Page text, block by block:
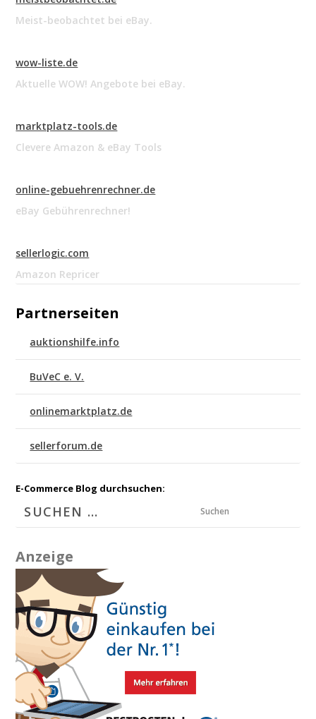
Meist-beobachtet bei eBay.
wow-liste.de
Aktuelle WOW! Angebote bei eBay.
marktplatz-tools.de
Clevere Amazon & eBay Tools
online-gebuehrenrechner.de
eBay Gebührenrechner!
sellerlogic.com
Amazon Repricer
Partnerseiten
auktionshilfe.info
BuVeC e. V.
onlinemarktplatz.de
sellerforum.de
E-Commerce Blog durchsuchen:
Suchen
Anzeige